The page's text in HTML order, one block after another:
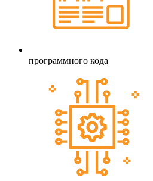
программного кода